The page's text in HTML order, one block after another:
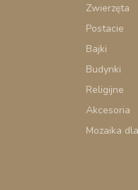
Zwierzęta
Postacie
Bajki
Budynki
Religijne
Akcesoria
Mozaika